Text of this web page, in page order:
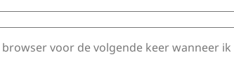
voor de volgende keer wanneer